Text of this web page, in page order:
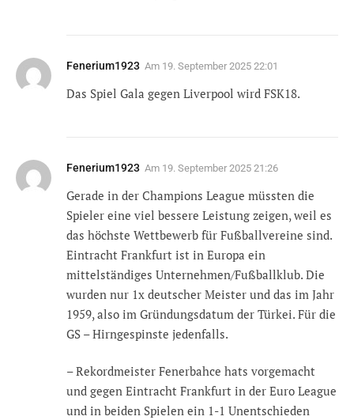
Fenerium1923 Am 19. September 2025 22:01
Das Spiel Gala gegen Liverpool wird FSK18.
Fenerium1923 Am 19. September 2025 21:26
Gerade in der Champions League müssten die
Spieler eine viel bessere Leistung zeigen, weil es
das höchste Wettbewerb für Fußballvereine sind.
Eintracht Frankfurt ist in Europa ein
mittelständiges Unternehmen/Fußballklub. Die
wurden nur 1x deutscher Meister und das im Jahr
1959, also im Gründungsdatum der Türkei. Für die
GS – Hirngespinste jedenfalls.
– Rekordmeister Fenerbahce hats vorgemacht
und gegen Eintracht Frankfurt in der Euro League
und in beiden Spielen ein 1-1 Unentschieden